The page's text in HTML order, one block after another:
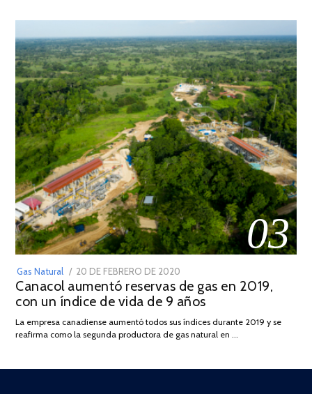
03
Gas Natural
POSTED
ON
20 DE FEBRERO DE 2020
DE
JULIO
2025
Canacol aumentó reservas de gas en 2019,
con un índice de vida de 9 años
La empresa canadiense aumentó todos sus índices durante 2019 y se
reafirma como la segunda productora de gas natural en …